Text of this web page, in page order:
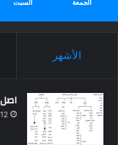
الجمعة السبت
الأشهر
12 أكتوبر، 2021